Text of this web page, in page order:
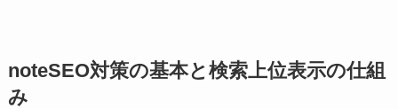
noteSEO対策の基本と検索上位表示の仕組
み